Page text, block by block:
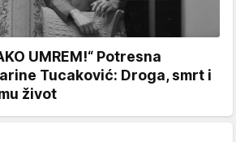
UMREM!“ Potresna
Tucaković: Droga, smrt i
život